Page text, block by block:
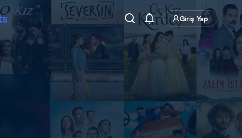
Giriş Yap